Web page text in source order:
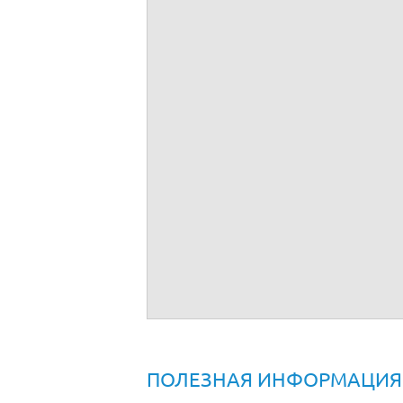
ПОЛЕЗНАЯ ИНФОРМАЦИЯ